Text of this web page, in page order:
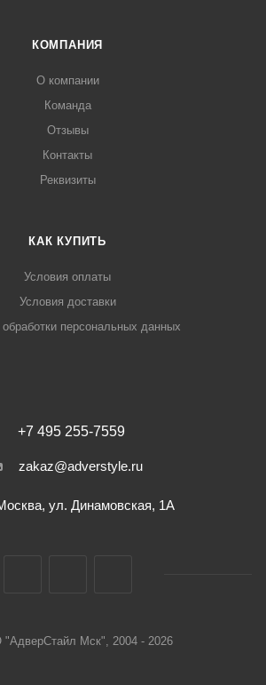
КОМПАНИЯ
О компании
Команда
Отзывы
Контакты
Реквизиты
КАК КУПИТЬ
Условия оплаты
Условия доставки
персональных данных
+7 495 255-7559
zakaz@adverstyle.ru
ул. Динамовская, 1А
Мск", 2004 - 2026